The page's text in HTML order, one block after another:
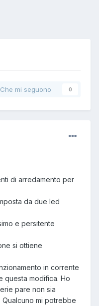
Che mi seguono 0
di arredamento per
da due led
e persitente
si ottiene
in corrente
questa modifica. Ho
pare non sia
mi potrebbe